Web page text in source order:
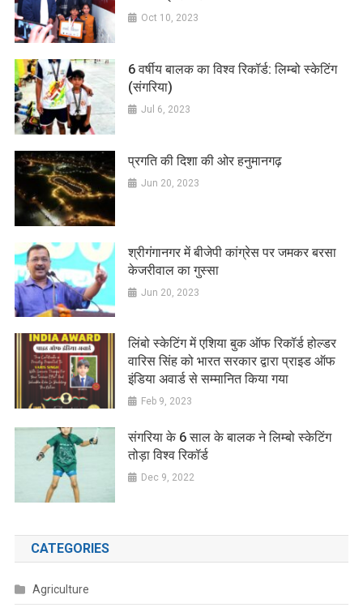
Oct 10, 2023
6 वर्षीय बालक का विश्व रिकॉर्ड: लिम्बो स्केटिंग
(संगरिया)
Jul 6, 2023
प्रगति की दिशा की ओर हनुमानगढ़
Jun 20, 2023
श्रीगंगानगर में बीजेपी कांग्रेस पर जमकर बरसा
केजरीवाल का गुस्सा
Jun 20, 2023
लिंबो स्केटिंग में एशिया बुक ऑफ रिकॉर्ड होल्डर
वारिस सिंह को भारत सरकार द्वारा प्राइड ऑफ
इंडिया अवार्ड से सम्मानित किया गया
Feb 9, 2023
संगरिया के 6 साल के बालक ने लिम्बो स्केटिंग
तोड़ा विश्व रिकॉर्ड
Dec 9, 2022
CATEGORIES
Agriculture